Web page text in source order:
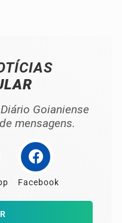
Goianiense
mensagens.
Facebook